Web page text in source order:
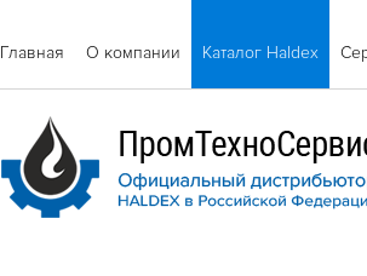
Главная О компании Каталог Haldex